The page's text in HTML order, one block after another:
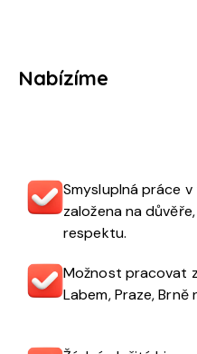
Nabízíme
Smysluplná práce
založena na
respektu.
Možnost pracovat
Labem, Praze,